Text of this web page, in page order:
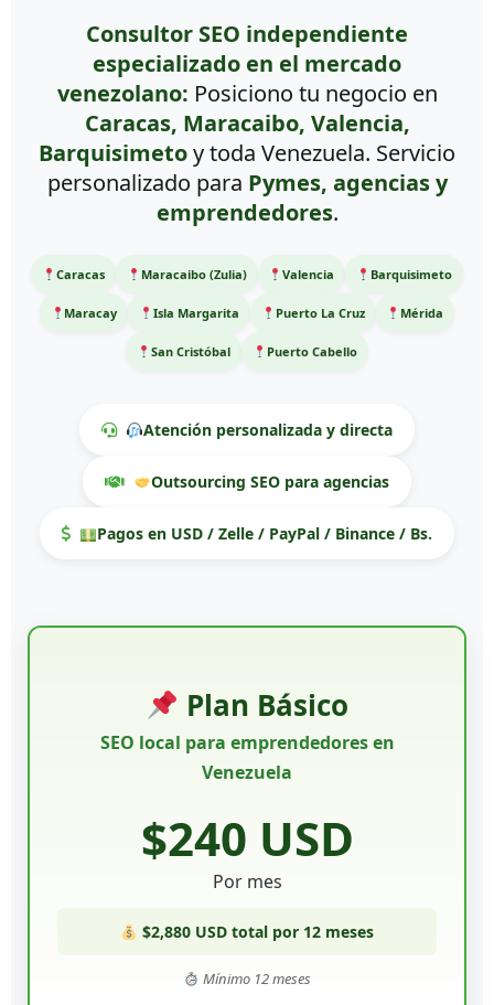
Consultor SEO independiente
especializado en el mercado
venezolano: Posiciono tu negocio en
Caracas, Maracaibo, Valencia,
Barquisimetoy toda Venezuela. Servicio
personalizado para Pymes, agencias y
emprendedores.
Caracas Maracaibo (Zulia) Valencia Barquisimeto
Maracay Isla Margarita Puerto La Cruz Mérida
San Cristóbal Puerto Cabello
Atención personalizada y directa
Outsourcing SEO para agencias
Pagos en USD / Zelle / PayPal / Binance / Bs.
Plan Básico
SEO local para emprendedores en
Venezuela
$240 USD
Por mes
$2,880 USD total por 12 meses
Mínimo 12 meses